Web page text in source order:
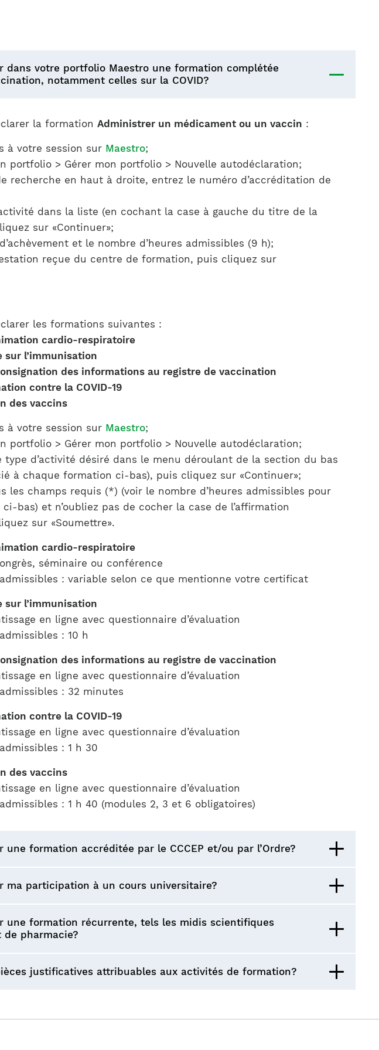
dans votre portfolio Maestro une formation complétée
notamment celles sur la COVID?
la formation Administrer un médicament ou un vaccin :
à votre session sur Maestro;
portfolio > Gérer mon portfolio > Nouvelle autodéclaration;
recherche en haut à droite, entrez le numéro d’accréditation de
dans la liste (en cochant la case à gauche du titre de la
sur «Continuer»;
et le nombre d’heures admissibles (9 h);
reçue du centre de formation, puis cliquez sur
les formations suivantes :
cardio-respiratoire
sur l’immunisation
des informations au registre de vaccination
contre la COVID-19
des vaccins
à votre session sur Maestro;
portfolio > Gérer mon portfolio > Nouvelle autodéclaration;
type d’activité désiré dans le menu déroulant de la section du bas
à chaque formation ci-bas), puis cliquez sur «Continuer»;
les champs requis (*) (voir le nombre d’heures admissibles pour
bas) et n’oubliez pas de cocher la case de l’affirmation
sur «Soumettre».
cardio-respiratoire
séminaire ou conférence
admissibles : variable selon ce que mentionne votre certificat
sur l’immunisation
en ligne avec questionnaire d’évaluation
: 10 h
des informations au registre de vaccination
en ligne avec questionnaire d’évaluation
: 32 minutes
contre la COVID-19
en ligne avec questionnaire d’évaluation
: 1 h 30
des vaccins
en ligne avec questionnaire d’évaluation
: 1 h 40 (modules 2, 3 et 6 obligatoires)
une formation accréditée par le CCCEP et/ou par l’Ordre?
ma participation à un cours universitaire?
une formation récurrente, tels les midis scientifiques
de pharmacie?
justificatives attribuables aux activités de formation?